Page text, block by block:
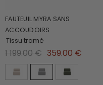
FAUTEUIL MYRA SANS
ACCOUDOIRS
Tissu tramé
1 199.00 € 359.00 €